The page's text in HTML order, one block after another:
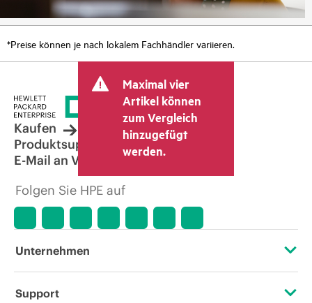
*Preise können je nach lokalem Fachhändler variieren.
Maximal vier
Artikel können
zum Vergleich
hinzugefügt
werden.
Kaufen
Produktsupport
E-Mail an Vertrieb
Folgen Sie HPE auf
Unternehmen
Über HPE
Support